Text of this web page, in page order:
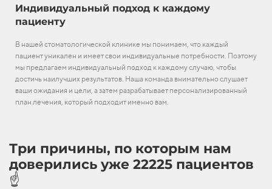
Индивидуальный подход к каждому
пациенту
В нашей стоматологической клинике мы понимаем, что каждый
пациент уникален и имеет свои индивидуальные потребности. Поэтому
мы предлагаем индивидуальный подход к каждому случаю, чтобы
достичь наилучших результатов. Наша команда внимательно слушает
ваши ожидания и цели, а затем разрабатывает персонализированный
план лечения, который подходит именно вам.
Три причины, по которым нам
доверились уже 22225 пациентов
☝️